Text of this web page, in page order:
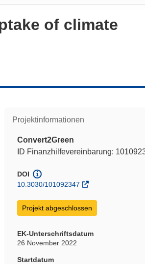
of climate
Projektinformationen
Convert2Green
ID Finanzhilfevereinbarung:
DOI
10.3030/101092347
Projekt abgeschlossen
EK-Unterschriftsdatum
26 November 2022
Startdatum